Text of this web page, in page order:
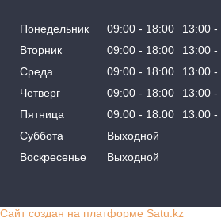
Понедельник 09:00 18:00 13:00
Вторник
09:00 18:00 13:00
Среда
09:00 18:00 13:00
Четверг
09:00 18:00 13:00
Пятница
09:00 18:00 13:00
Суббота
Выходной
Воскресенье
Выходной
Сайт создан на платформе Satu.kz